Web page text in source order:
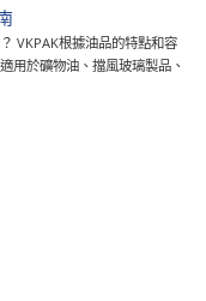
VKPAK根據油品的特點和容
用於礦物油、擋風玻璃製品、